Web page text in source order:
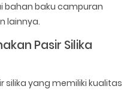
bahan baku campuran
lainnya.
Pasir Silika
silika yang memiliki kualitas